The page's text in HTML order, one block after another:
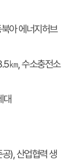
아 에너지허브
㎞, 수소충전소
대
), 산업협력 생